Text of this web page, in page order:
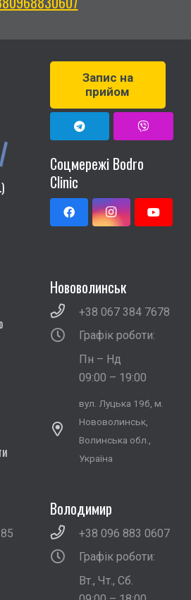
Запис на
прийом
Соцмережі Bodro
Clinic
Нововолинськ
+38 067 384 7678
Графік роботи:
Пн – Нд
09:00 – 19:00
вул. Луцька 19б, м.
Нововолинськ,
Волинська обл.,
Україна
Володимир
+38 096 883 0607
Графік роботи:
Вт., Чт., Сб.